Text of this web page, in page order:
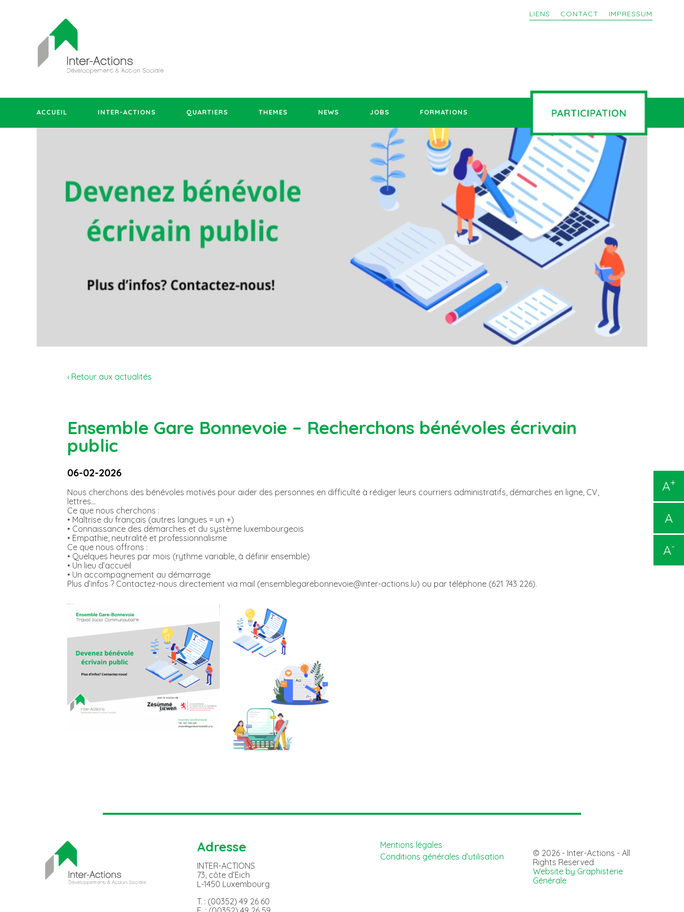
LIENS CONTACT IMPRESSUM
ACCUEIL INTER-ACTIONS QUARTIERS THEMES NEWS JOBS FORMATIONS
A+
A
A-
‹ Retour aux actualités
Ensemble Gare Bonnevoie – Recherchons bénévoles écrivain
public
06-02-2026
Nous cherchons des bénévoles motivés pour aider des personnes en difficulté à rédiger leurs courriers administratifs, démarches en ligne, CV,
lettres…
Ce que nous cherchons :
• Maîtrise du français (autres langues = un +)
• Connaissance des démarches et du système luxembourgeois
• Empathie, neutralité et professionnalisme
Ce que nous offrons :
• Quelques heures par mois (rythme variable, à définir ensemble)
• Un lieu d’accueil
• Un accompagnement au démarrage
Plus d’infos ? Contactez-nous directement via mail (ensemblegarebonnevoie@inter-actions.lu) ou par téléphone (621 743 226).
Adresse
INTER-ACTIONS
73, côte d’Eich
L-1450 Luxembourg
T. : (00352) 49 26 60
Mentions légales
Conditions générales d’utilisation
© 2026 - Inter-Actions - All
Rights Reserved
Website by Graphisterie
Générale